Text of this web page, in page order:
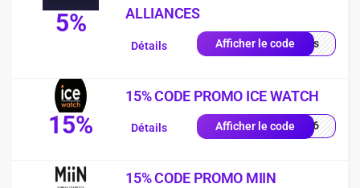
5%
ALLIANCES
Afficher le codequis
Détails
15%
15% CODE PROMO ICE WATCH
Afficher le codePY26
Détails
15% CODE PROMO MIIN